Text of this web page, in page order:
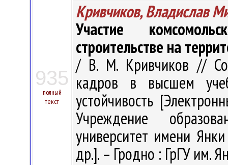
935
полный
текст
Кривчиков, Владислав
Участие
строительстве на
/ В. М. Кривчиков //
кадров в высшем
устойчивость
Учреждение
университет имени
др.]. – Гродно : ГрГУ им.